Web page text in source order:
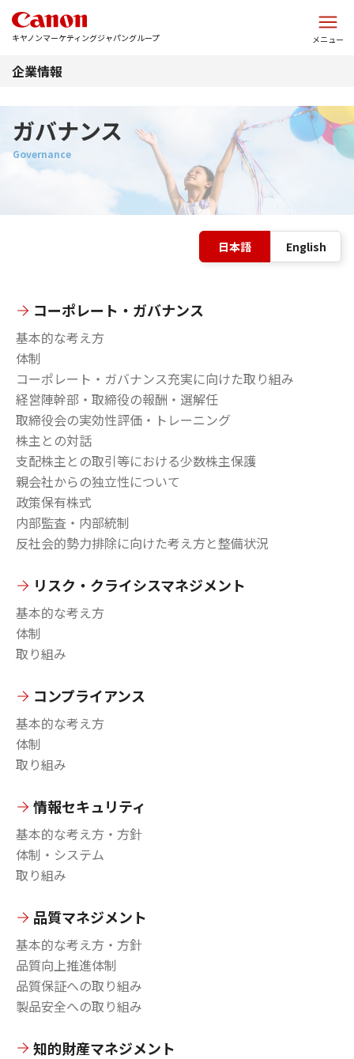
キヤノンマーケティングジャパングループ メニュー
企業情報
ガバナンス
日本語 English
コーポレート・ガバナンス
基本的な考え方
体制
コーポレート・ガバナンス充実に向けた取り組み
経営陣幹部・取締役の報酬・選解任
取締役会の実効性評価・トレーニング
株主との対話
支配株主との取引等における少数株主保護
親会社からの独立性について
政策保有株式
内部監査・内部統制
反社会的勢力排除に向けた考え方と整備状況
リスク・クライシスマネジメント
基本的な考え方
体制
取り組み
コンプライアンス
基本的な考え方
体制
取り組み
情報セキュリティ
基本的な考え方・方針
体制・システム
取り組み
品質マネジメント
基本的な考え方・方針
品質向上推進体制
品質保証への取り組み
製品安全への取り組み
知的財産マネジメント